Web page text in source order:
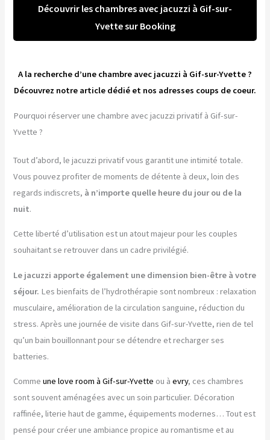
Découvrir les chambres avec jacuzzi à Gif-sur-
Yvette sur Booking
A la recherche d’une chambre avec jacuzzi à Gif-sur-Yvette ?
Découvrez notre article dédié et nos adresses coups de coeur.
Pourquoi réserver une chambre avec jacuzzi privatif à Gif-sur-
Yvette ?
Tout d’abord, le jacuzzi privatif vous garantit une intimité totale.
Vous pouvez profiter de moments de détente à deux, loin des
regards indiscrets, à n’importe quelle heure du jour ou de la
nuit.
Cette liberté d’utilisation est un atout majeur pour les couples
souhaitant se retrouver dans un cadre privilégié.
Le jacuzzi apporte également une dimension bien-être à votre
séjour. Les bienfaits de l’hydrothérapie sont nombreux : relaxation
musculaire, amélioration de la circulation sanguine, réduction du
stress. Après une journée de visite dans Gif-sur-Yvette, rien de tel
qu’un bain bouillonnant pour se détendre et recharger ses
batteries.
Comme une love room à Gif-sur-Yvette ou àevry, ces chambres
sont souvent aménagées avec un soin particulier. Décoration
raffinée, literie haut de gamme, équipements modernes… Tout est
pensé pour créer une ambiance propice au romantisme et au